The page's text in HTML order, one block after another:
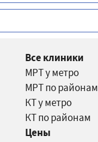
Все клиники
МРТ у метро
МРТ по районам
КТ у метро
КТ по районам
Цены